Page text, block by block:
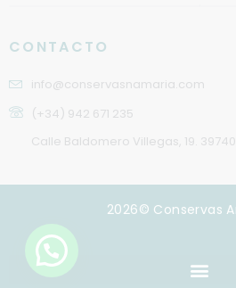
CONTACTO
info@conservasnamaria.com
(+34) 942 671 235
Calle Baldomero Villegas, 19.
2026© Conservas